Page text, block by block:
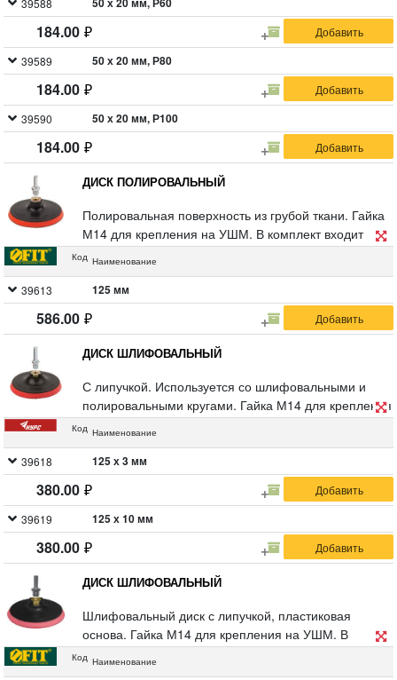
39588
184.00
39589 50 х 20 мм, Р80
184.00
39590 50 х 20 мм, Р100
184.00
ДИСК ПОЛИРОВАЛЬНЫЙ
Полировальная поверхность из грубой ткани. Гайка
М14 для крепления на УШМ. В комплект входит
переходник со штифтом из инструментальной стали
картонным подвесом.
Код Наименование
39613 125 мм
586.00
ДИСК ШЛИФОВАЛЬНЫЙ
С липучкой. Используется со шлифовальными и
полировальными кругами. Гайка М14 для крепления
на УШМ. В комплекте переходник со штифтом для
сталь, платик,подложка из вспененного ПВХ.
Код Наименование
39618 125 х 3 мм
380.00
39619 125 х 10 мм
380.00
ДИСК ШЛИФОВАЛЬНЫЙ
Шлифовальный диск с липучкой, пластиковая
основа. Гайка М14 для крепления на УШМ. В
комплект входит переходник со штифтом из
Код Наименование